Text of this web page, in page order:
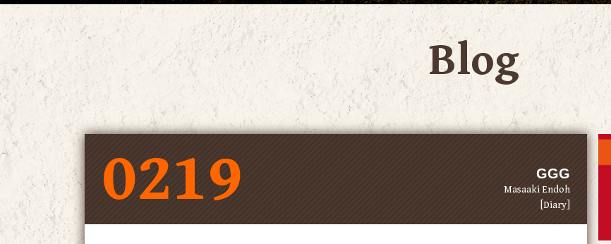
Blog
0219 GGG
Masaaki Endoh
[Diary]